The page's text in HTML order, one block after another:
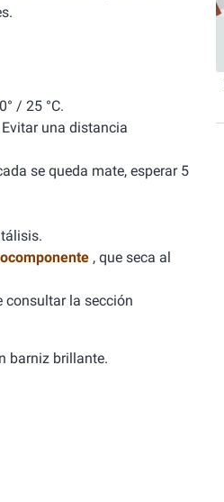
/ 25 °C.
una distancia
se queda mate, esperar 5
, que seca al
consultar la sección
barniz brillante.